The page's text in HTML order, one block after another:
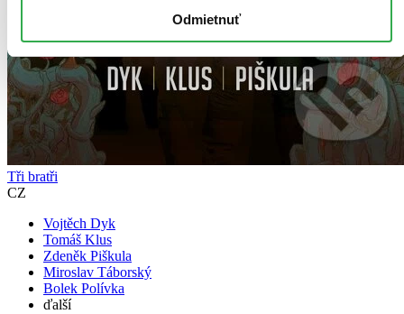
Odmietnuť
Tři bratři
CZ
Vojtěch Dyk
Tomáš Klus
Zdeněk Piškula
Miroslav Táborský
Bolek Polívka
ďalší